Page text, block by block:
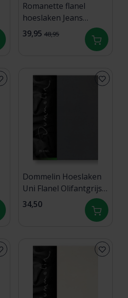
Romanette flanel
hoeslaken Jeans
160x200
39,95 48,95
Dommelin Hoeslaken
Uni Flanel Olifantgrijs
80x200/30
34,50